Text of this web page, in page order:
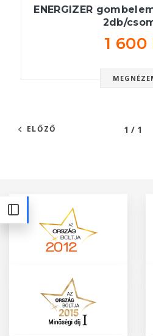
ENERGIZER
2db/
1 600
ELŐZŐ 1 / 1